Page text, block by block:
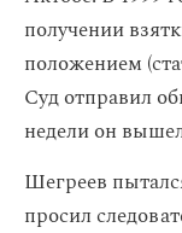
получении
положением
Суд отправил
недели он
Шегреев
просил